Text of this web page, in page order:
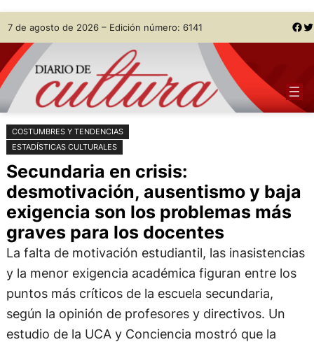
Saltar
al
contenido
Skip
to
content
7 de agosto de 2026 – Edición número: 6141 Facebook Twitter
COSTUMBRES Y TENDENCIAS
ESTADÍSTICAS CULTURALES
Secundaria en crisis:
desmotivación, ausentismo y baja
exigencia son los problemas más
graves para los docentes
La falta de motivación estudiantil, las inasistencias
y la menor exigencia académica figuran entre los
puntos más críticos de la escuela secundaria,
según la opinión de profesores y directivos. Un
estudio de la UCA y Conciencia mostró que la